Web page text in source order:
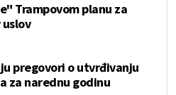
Trampovom planu za
uslov
pregovori o utvrđivanju
za narednu godinu